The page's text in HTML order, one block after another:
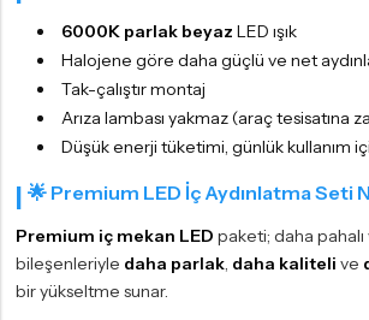
6000K parlak beyaz LED ışık
Halojene göre daha güçlü ve net
Tak-çalıştır montaj
Arıza lambası yakmaz (araç tesisatına
Düşük enerji tüketimi, günlük kullanım
🌟 Premium LED İç Aydınlatma Seti
Premium iç mekan LED paketi; daha
bileşenleriyle daha parlak, daha kaliteli ve
bir yükseltme sunar.